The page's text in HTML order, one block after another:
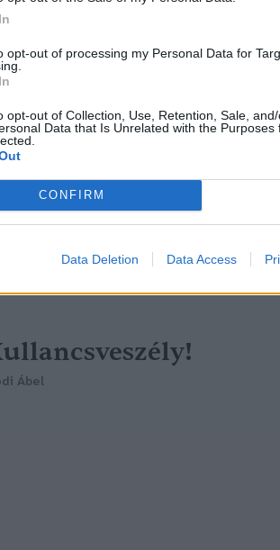
opt-out of processing my Personal Data for
opt-out of Collection, Use, Retention, Sale,
Data that Is Unrelated with the Purposes
CONFIRM
Data Deletion Data Access
megbetegedést
az ország
Ábel